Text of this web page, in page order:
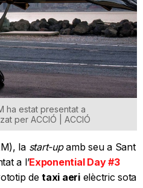
ha estat presentat a
per ACCIÓ | ACCIÓ
la start-upamb seu a Sant
a l’Exponential Day #3
detaxi aerielèctric sota